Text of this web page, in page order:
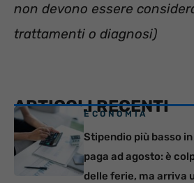
non devono essere
trattamenti o diagnosi)
ARTICOLI RECENTI
ECONOMIA
Stipendio più basso
paga ad agosto: è
delle ferie, ma arriva